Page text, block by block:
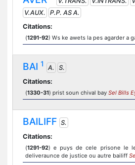
V.AUX.
P.P. AS A.
Citations:
(1291-92) Ws ke awets la pes agarder a
BAI 1 A.
S.
Citations:
(1330-31) prist soun chival bay Sel Bills
BAILIFF S.
Citations:
(1291-92) e puys de cele prisone le
deliveraunce de justice ou autre bailiff